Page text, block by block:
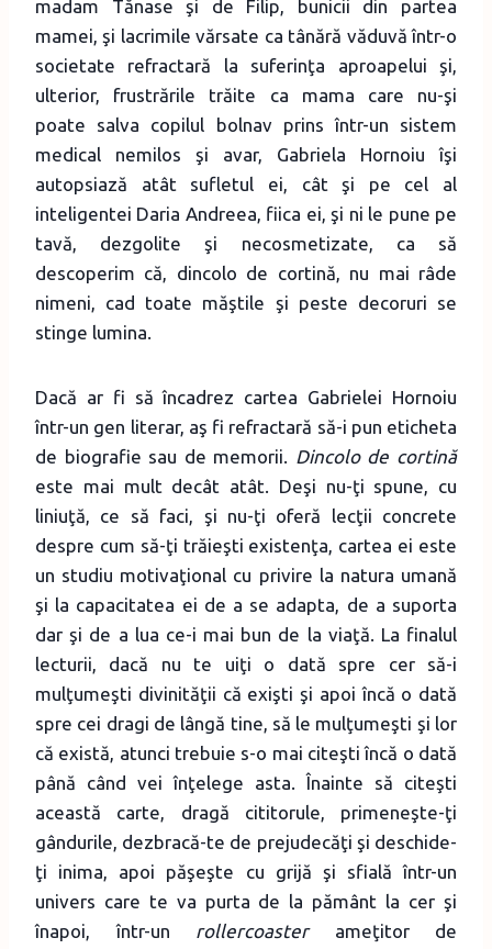
madam Tănase şi de Filip, bunicii din partea
mamei, şi lacrimile vărsate ca tânără văduvă într-o
societate refractară la suferinţa aproapelui şi,
ulterior, frustrările trăite ca mama care nu-şi
poate salva copilul bolnav prins într-un sistem
medical nemilos şi avar, Gabriela Hornoiu îşi
autopsiază atât sufletul ei, cât şi pe cel al
inteligentei Daria Andreea, fiica ei, şi ni le pune pe
tavă, dezgolite şi necosmetizate, ca să
descoperim că, dincolo de cortină, nu mai râde
nimeni, cad toate măştile şi peste decoruri se
stinge lumina.
Dacă ar fi să încadrez cartea Gabrielei Hornoiu
într-un gen literar, aş fi refractară să-i pun eticheta
de biografie sau de memorii. Dincolo de cortină
este mai mult decât atât. Deşi nu-ţi spune, cu
liniuţă, ce să faci, şi nu-ţi oferă lecţii concrete
despre cum să-ţi trăieşti existenţa, cartea ei este
un studiu motivaţional cu privire la natura umană
şi la capacitatea ei de a se adapta, de a suporta
dar şi de a lua ce-i mai bun de la viaţă. La finalul
lecturii, dacă nu te uiţi o dată spre cer să-i
mulţumeşti divinităţii că exişti şi apoi încă o dată
spre cei dragi de lângă tine, să le mulţumeşti şi lor
că există, atunci trebuie s-o mai citeşti încă o dată
până când vei înţelege asta. Înainte să citeşti
această carte, dragă cititorule, primeneşte-ţi
gândurile, dezbracă-te de prejudecăţi şi deschide-
ţi inima, apoi păşeşte cu grijă şi sfială într-un
univers care te va purta de la pământ la cer şi
înapoi, într-un rollercoasterameţitor de